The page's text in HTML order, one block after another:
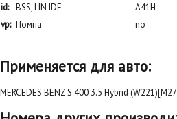
id: BSS, LIN IDE
A41H
vp: Помпа no
Применяется для авто:
MERCEDES BENZ S 400 3.5 Hybrid